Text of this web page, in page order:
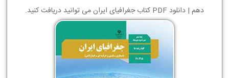
دهم | دانلود PDF کتاب جغرافیای ایران می توانید دریافت کنید.